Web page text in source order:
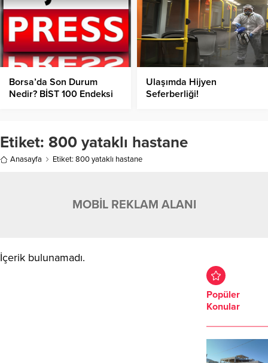
Borsa’da Son Durum
Nedir? BİST 100 Endeksi
Ulaşımda Hijyen
Seferberliği!
Etiket: 800 yataklı hastane
Anasayfa Etiket: 800 yataklı hastane
MOBİL REKLAM ALANI
İçerik bulunamadı.
Popüler
Konular